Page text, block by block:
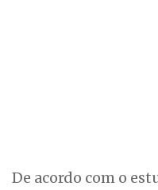
De acordo com o